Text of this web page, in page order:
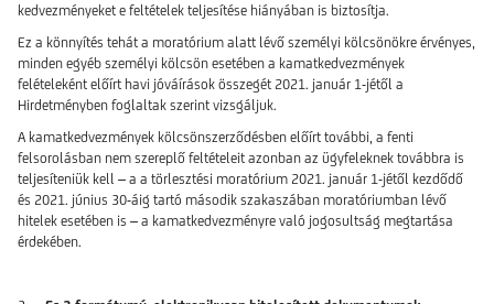
kedvezményeket e feltételek teljesítése hiányában is biztosítja.
Ez a könnyítés tehát a moratórium alatt lévő személyi kölcsönökre érvényes,
minden egyéb személyi kölcsön esetében a kamatkedvezmények
felételeként előírt havi jóváírások összegét 2021. január 1-jétől a
Hirdetményben foglaltak szerint vizsgáljuk.
A kamatkedvezmények kölcsönszerződésben előírt további, a fenti
felsorolásban nem szereplő feltételeit azonban az ügyfeleknek továbbra is
teljesíteniük kell – a a törlesztési moratórium 2021. január 1-jétől kezdődő
és 2021. június 30-áig tartó második szakaszában moratóriumban lévő
hitelek esetében is – a kamatkedvezményre való jogosultság megtartása
érdekében.